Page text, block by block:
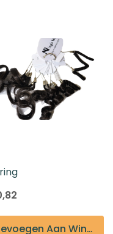
Toevoegen Aan Winkelmandje